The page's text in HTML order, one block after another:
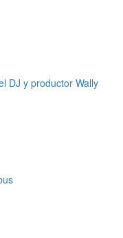
DJ y productor Wally